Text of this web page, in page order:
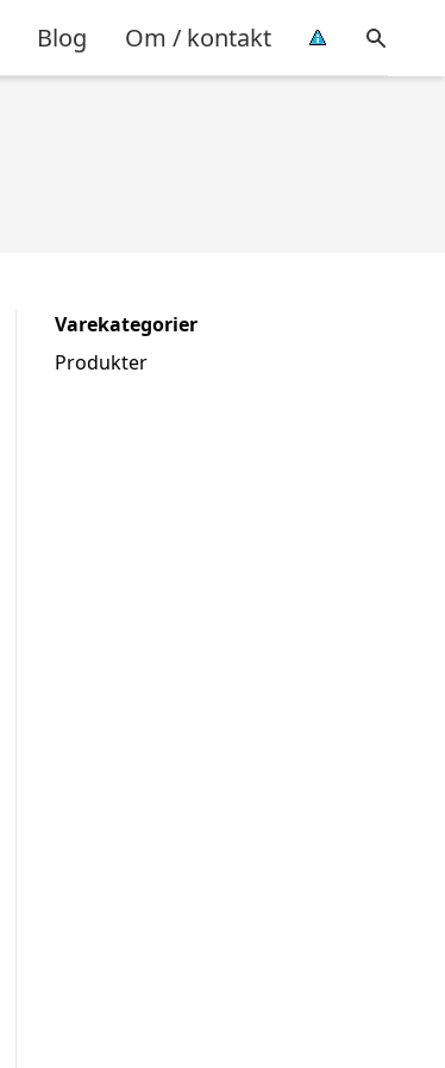
Blog Om / kontakt
Varekategorier
Produkter